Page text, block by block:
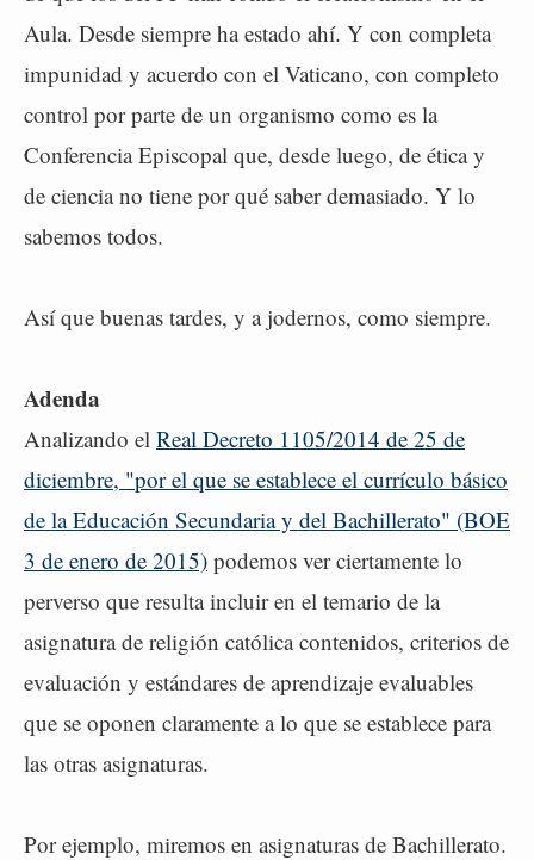
Aula. Desde siempre ha estado ahí. Y con completa
impunidad y acuerdo con el Vaticano, con completo
control por parte de un organismo como es la
Conferencia Episcopal que, desde luego, de ética y
de ciencia no tiene por qué saber demasiado. Y lo
sabemos todos.
Así que buenas tardes, y a jodernos, como siempre.
Adenda
Analizando el Real Decreto 1105/2014 de 25 de
diciembre, "por el que se establece el currículo básico
de la Educación Secundaria y del Bachillerato" (BOE
3 de enero de 2015) podemos ver ciertamente lo
perverso que resulta incluir en el temario de la
asignatura de religión católica contenidos, criterios de
evaluación y estándares de aprendizaje evaluables
que se oponen claramente a lo que se establece para
las otras asignaturas.
Por ejemplo, miremos en asignaturas de Bachillerato.